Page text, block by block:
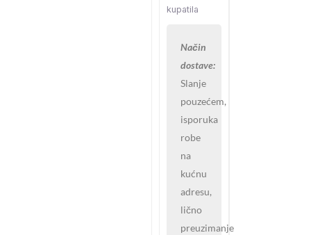
kupatila
Način
dostave:
Slanje
pouzećem,
isporuka
robe
na
kućnu
adresu,
lično
preuzimanje